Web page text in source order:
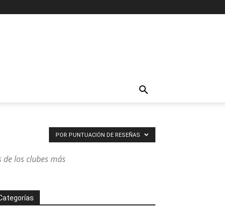
los clubes más
POR PUNTUACIÓN DE RESEÑAS